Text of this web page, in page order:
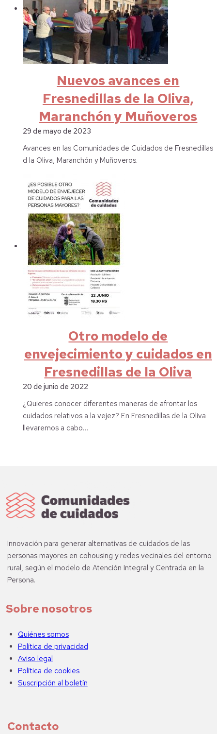
Nuevos avances en
Fresnedillas de la Oliva,
Maranchón y Muñoveros
29 de mayo de 2023
Avances en las Comunidades de Cuidados de Fresnedillas
d la Oliva, Maranchón y Muñoveros.
Otro modelo de
envejecimiento y cuidados en
Fresnedillas de la Oliva
20 de junio de 2022
¿Quieres conocer diferentes maneras de afrontar los
cuidados relativos a la vejez? En Fresnedillas de la Oliva
llevaremos a cabo…
Innovación para generar alternativas de cuidados de las
personas mayores en cohousing y redes vecinales del entorno
rural, según el modelo de Atención Integral y Centrada en la
Persona.
Sobre nosotros
Quiénes somos
Política de privacidad
Aviso legal
Política de cookies
Suscripción al boletín
Contacto